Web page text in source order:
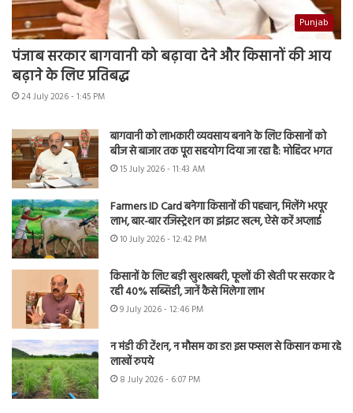
Punjab
पंजाब सरकार बागवानी को बढ़ावा देने और किसानों की आय
बढ़ाने के लिए प्रतिबद्ध
24 July 2026 - 1:45 PM
बागवानी को लाभकारी व्यवसाय बनाने के लिए किसानों को
बीज से बाजार तक पूरा सहयोग दिया जा रहा है: मोहिंदर भगत
15 July 2026 - 11:43 AM
Farmers ID Card बनेगा किसानों की पहचान, मिलेंगे भरपूर
लाभ, बार-बार रजिस्ट्रेशन का झंझट खत्म, ऐसे करें अप्लाई
10 July 2026 - 12:42 PM
किसानों के लिए बड़ी खुशखबरी, फूलों की खेती पर सरकार दे
रही 40% सब्सिडी, जानें कैसे मिलेगा लाभ
9 July 2026 - 12:46 PM
न मंडी की टेंशन, न मौसम का डर! इस फसल से किसान कमा रहे
लाखों रुपये
8 July 2026 - 6:07 PM